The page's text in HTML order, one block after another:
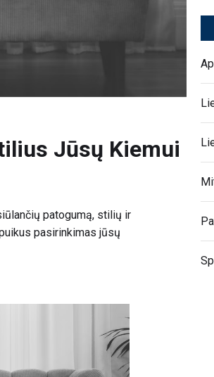
Jūsų Kiemui
patogumą, stilių ir
pasirinkimas jūsų